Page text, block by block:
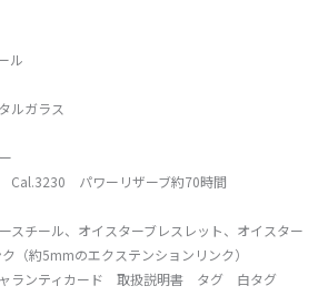
ル
ルガラス
Cal.3230 パワーリザーブ約70時間
スチール、オイスターブレスレット、オイスター
（約5mmのエクステンションリンク）
ランティカード 取扱説明書 タグ 白タグ